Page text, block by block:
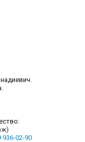
936-02-90